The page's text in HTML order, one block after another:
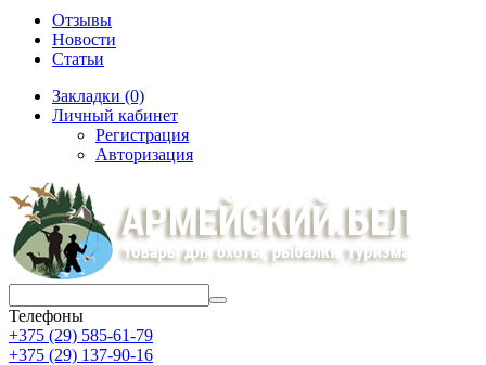
Отзывы
Новости
Статьи
Закладки (0)
Личный кабинет
Регистрация
Авторизация
Телефоны
+375 (29) 585-61-79
+375 (29) 137-90-16